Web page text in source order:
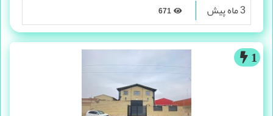
3 ماه پیش
1